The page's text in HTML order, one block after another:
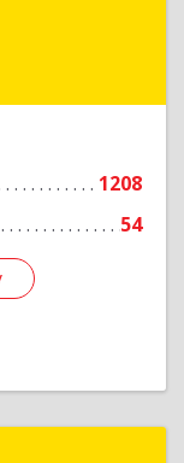
1208
54
г, 1